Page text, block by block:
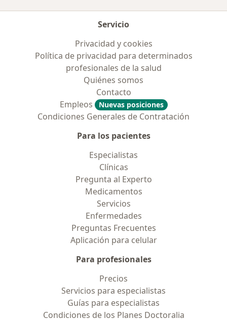
Servicio
Privacidad y cookies
Política de privacidad para determinados
profesionales de la salud
Quiénes somos
Contacto
Empleos
Nuevas posiciones
Condiciones Generales de Contratación
Para los pacientes
Especialistas
Clínicas
Pregunta al Experto
Medicamentos
Servicios
Enfermedades
Preguntas Frecuentes
Aplicación para celular
Para profesionales
Precios
Servicios para especialistas
Guías para especialistas
Condiciones de los Planes Doctoralia